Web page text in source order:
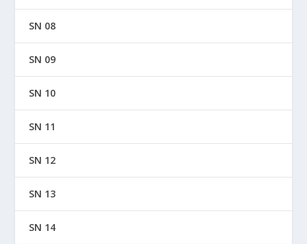
SN 08
SN 09
SN 10
SN 11
SN 12
SN 13
SN 14